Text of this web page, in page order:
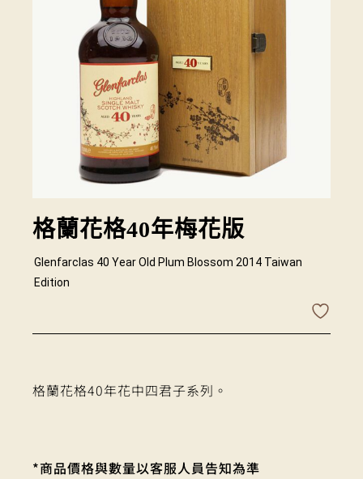
格蘭花格40年梅花版
Glenfarclas 40 Year Old Plum Blossom 2014 Taiwan
Edition
格蘭花格40年花中四君子系列。
*商品價格與數量以客服人員告知為準